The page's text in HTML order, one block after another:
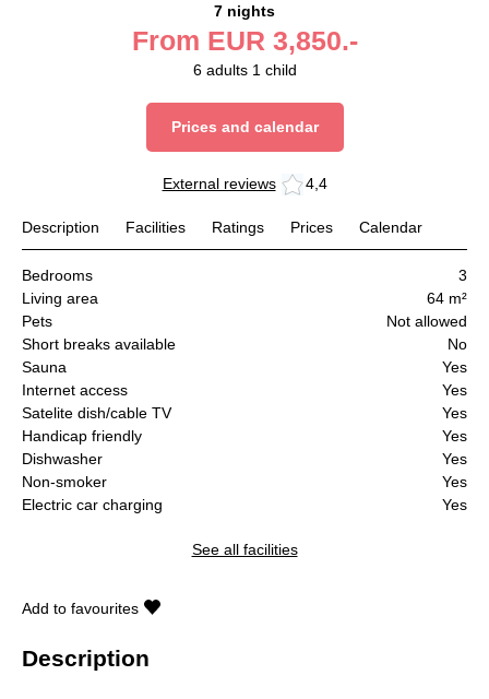
7 nights
From EUR 3,850.-
6 adults 1 child
Prices and calendar
External reviews 4,4
Description Facilities Ratings Prices Calendar
Bedrooms
3
Living area
64 m²
Pets
Not allowed
Short breaks available
No
Sauna
Yes
Internet access
Yes
Satelite dish/cable TV
Yes
Handicap friendly
Yes
Dishwasher
Yes
Non-smoker
Yes
Electric car charging
Yes
See all facilities
Add to favourites
Description